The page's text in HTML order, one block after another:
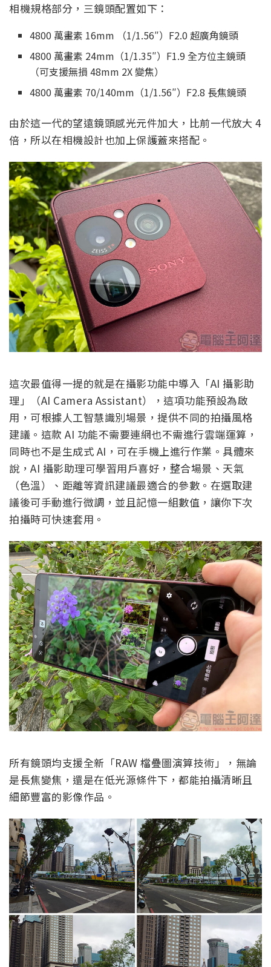
相機規格部分，三鏡頭配置如下：
4800 萬畫素 16mm （1/1.56″）F2.0 超廣角鏡頭
4800 萬畫素 24mm（1/1.35″）F1.9 全方位主鏡頭
（可支援無損 48mm 2X 變焦）
4800 萬畫素 70/140mm（1/1.56″）F2.8 長焦鏡頭
由於這一代的望遠鏡頭感光元件加大，比前一代放大 4
倍，所以在相機設計也加上保護蓋來搭配。
這次最值得一提的就是在攝影功能中導入「AI 攝影助
理」（AI Camera Assistant），這項功能預設為啟
用，可根據人工智慧識別場景，提供不同的拍攝風格
建議。這款 AI 功能不需要連網也不需進行雲端運算，
同時也不是生成式 AI，可在手機上進行作業。具體來
說，AI 攝影助理可學習用戶喜好，整合場景、天氣
（色溫）、距離等資訊建議最適合的參數。在選取建
議後可手動進行微調，並且記憶一組數值，讓你下次
拍攝時可快速套用。
所有鏡頭均支援全新「RAW 檔疊圖演算技術」，無論
是長焦變焦，還是在低光源條件下，都能拍攝清晰且
細節豐富的影像作品。